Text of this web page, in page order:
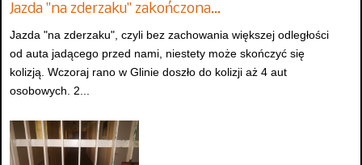
Jazda "na zderzaku" zakończona…
Jazda "na zderzaku", czyli bez zachowania większej odległości
od auta jadącego przed nami, niestety może skończyć się
kolizją. Wczoraj rano w Glinie doszło do kolizji aż 4 aut
osobowych. 2...